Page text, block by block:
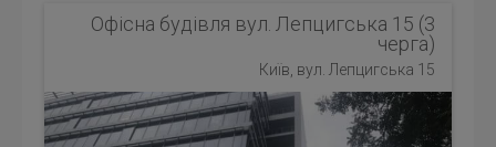
Офісна будівля вул. Лепцигська 15 (3
черга)
Київ, вул. Лепцигська 15